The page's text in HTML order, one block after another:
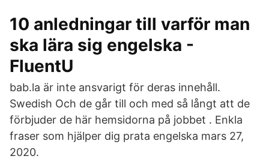
10 anledningar till varför man
ska lära sig engelska -
FluentU
bab.la är inte ansvarigt för deras innehåll.
Swedish Och de går till och med så långt att de
förbjuder de här hemsidorna på jobbet . Enkla
fraser som hjälper dig prata engelska mars 27,
2020.